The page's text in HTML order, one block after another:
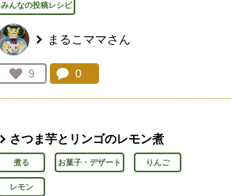
みんなの投稿レシピ
まるこママさん
お気に入り登録：
9
人が登録
コメント：
0
さつま芋とリンゴのレモン煮
煮る お菓子・デザート りんご
レモン